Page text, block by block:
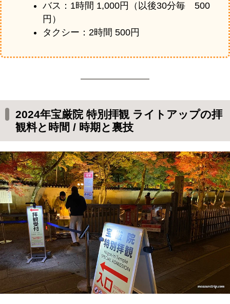
バス：1時間 1,000円（以後30分毎 500
円）
タクシー：2時間 500円
2024年宝厳院 特別拝観 ライトアップの拝
観料と時間 / 時期と裏技